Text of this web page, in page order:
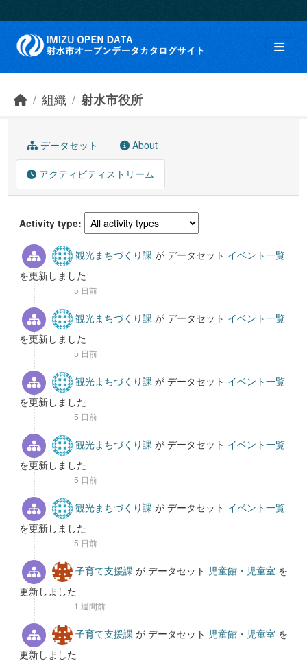
組織 射水市役所
データセット About
アクティビティストリーム
Activity type
観光まちづくり課 が データセット イベント一覧
を更新しました
5 日前
観光まちづくり課 が データセット イベント一覧
を更新しました
5 日前
観光まちづくり課 が データセット イベント一覧
を更新しました
5 日前
観光まちづくり課 が データセット イベント一覧
を更新しました
5 日前
観光まちづくり課 が データセット イベント一覧
を更新しました
5 日前
子育て支援課 が データセット 児童館・児童室 を
更新しました
1 週間前
子育て支援課 が データセット 児童館・児童室 を
更新しました